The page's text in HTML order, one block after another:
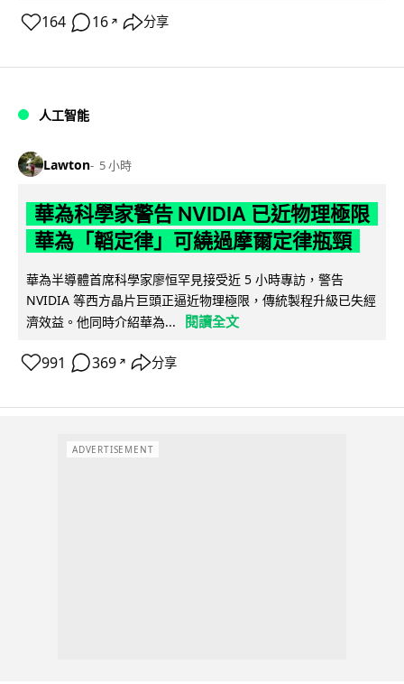
164 16 ↗ 分享
人工智能
Lawton 5 小時
華為科學家警告 NVIDIA 已近物理極限
華為「韜定律」可繞過摩爾定律瓶頸
華為半導體首席科學家廖恒罕見接受近 5 小時專訪，警告
NVIDIA 等西方晶片巨頭正逼近物理極限，傳統製程升級已失經
濟效益。他同時介紹華為...
閱讀全文
991 369 ↗ 分享
ADVERTISEMENT